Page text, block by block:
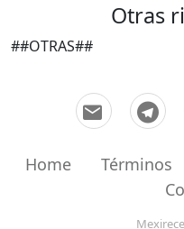
Otras
##OTRAS##
Home Términos